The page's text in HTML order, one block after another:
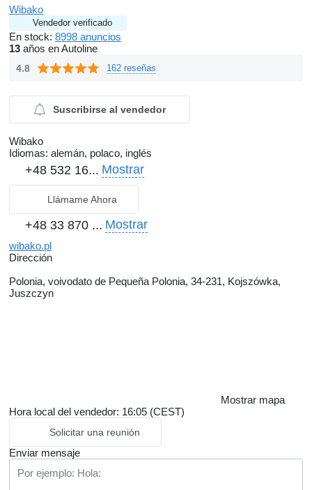
Wibako
Vendedor verificado
En stock: 8998 anuncios
13 años en Autoline
4.8 162 reseñas
Suscribirse al vendedor
Wibako
Idiomas: alemán, polaco, inglés
+48 532 16... Mostrar
Llámame Ahora
+48 33 870 ... Mostrar
wibako.pl
Dirección
Polonia, voivodato de Pequeña Polonia, 34-231, Kojszówka,
Juszczyn
Mostrar mapa
Hora local del vendedor: 16:05 (CEST)
Solicitar una reunión
Enviar mensaje